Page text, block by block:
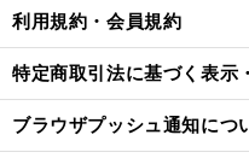
利用規約・会員規約
特定商取引法に基づく表示
ブラウザプッシュ通知につ